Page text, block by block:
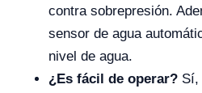
contra sobrepresión.
sensor de agua
nivel de agua.
¿Es fácil de operar? Sí,